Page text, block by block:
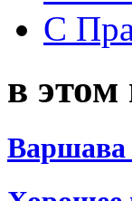
С
в этом
Варшава